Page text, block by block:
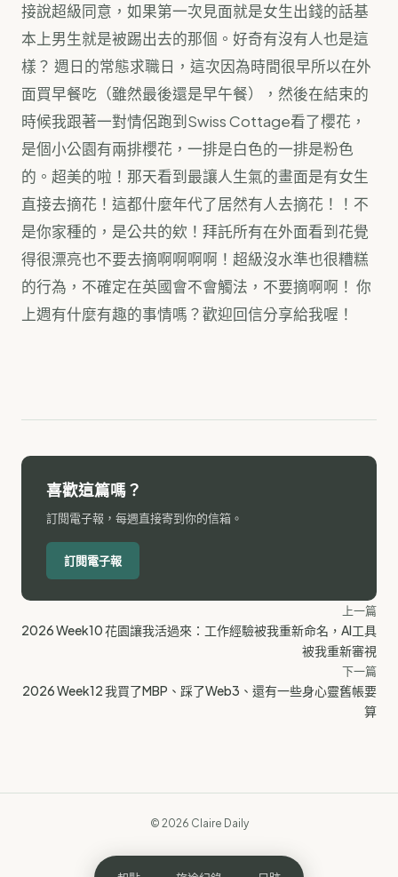
接說超級同意，如果第一次見面就是女生出錢的話基
本上男生就是被踢出去的那個。好奇有沒有人也是這
樣？ 週日的常態求職日，這次因為時間很早所以在外
面買早餐吃（雖然最後還是早午餐），然後在結束的
時候我跟著一對情侶跑到Swiss Cottage看了櫻花，
是個小公園有兩排櫻花，一排是白色的一排是粉色
的。超美的啦！那天看到最讓人生氣的畫面是有女生
直接去摘花！這都什麼年代了居然有人去摘花！！不
是你家種的，是公共的欸！拜託所有在外面看到花覺
得很漂亮也不要去摘啊啊啊啊！超級沒水準也很糟糕
的行為，不確定在英國會不會觸法，不要摘啊啊！ 你
上週有什麼有趣的事情嗎？歡迎回信分享給我喔！
喜歡這篇嗎？
訂閱電子報，每週直接寄到你的信箱。
訂閱電子報
上一篇
2026 Week10 花園讓我活過來：工作經驗被我重新命名，AI工具
被我重新審視
下一篇
2026 Week12 我買了MBP、踩了Web3、還有一些身心靈舊帳要
算
© 2026 Claire Daily